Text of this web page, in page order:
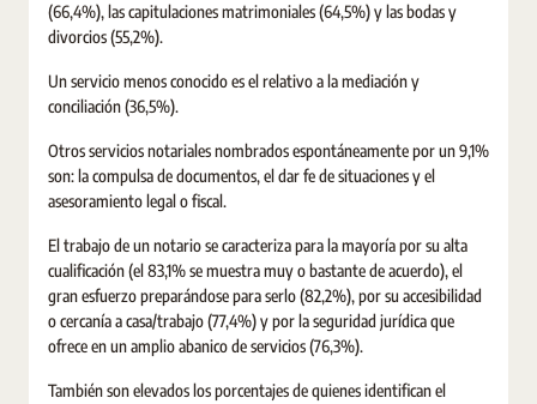
(66,4%), las capitulaciones matrimoniales (64,5%) y las bodas y
divorcios (55,2%).
Un servicio menos conocido es el relativo a la mediación y
conciliación (36,5%).
Otros servicios notariales nombrados espontáneamente por un 9,1%
son: la compulsa de documentos, el dar fe de situaciones y el
asesoramiento legal o fiscal.
El trabajo de un notario se caracteriza para la mayoría por su alta
cualificación (el 83,1% se muestra muy o bastante de acuerdo), el
gran esfuerzo preparándose para serlo (82,2%), por su accesibilidad
o cercanía a casa/trabajo (77,4%) y por la seguridad jurídica que
ofrece en un amplio abanico de servicios (76,3%).
También son elevados los porcentajes de quienes identifican el